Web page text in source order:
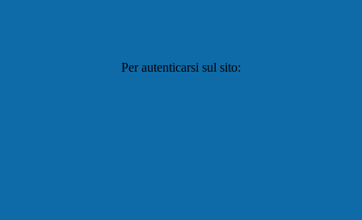
Per autenticarsi sul sito: